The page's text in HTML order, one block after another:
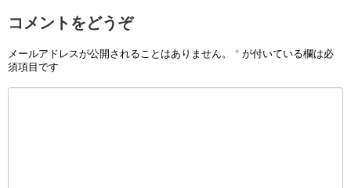
コメントをどうぞ
メールアドレスが公開されることはありません。 * が付いている欄は必
須項目です